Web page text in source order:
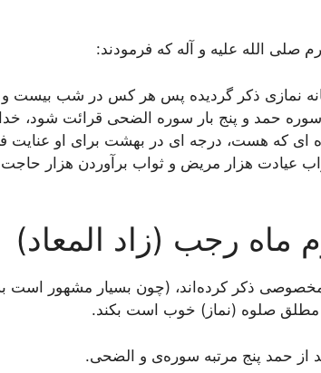
صلی الله علیه و آله که فرمودند:
نمازی ذکر گردیده پس هر کس در شب بیست
حمد و پنج بار سوره الضحی قرائت شود،
ای که هست، درجه ای در بهشت برای او عنایت
عیادت هزار مریض و ثواب برآوردن هزار حاجت
رجب (زاد المعاد)
ذکر کرده‌اند، (چون بسیار مشهور است
مطلق صلوه (نماز) خوب است بکند.
حمد پنج مرتبه سوره‌ى و الضحی.